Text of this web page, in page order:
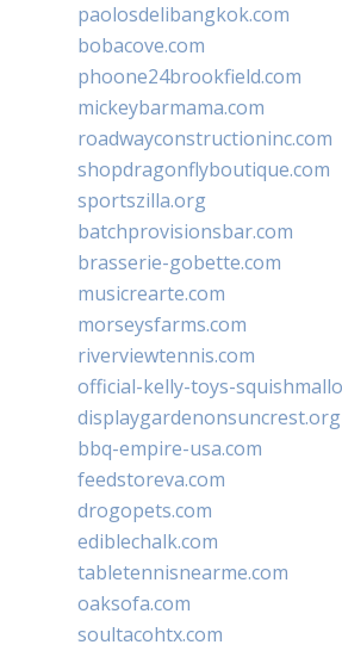
paolosdelibangkok.com
bobacove.com
phoone24brookfield.com
mickeybarmama.com
roadwayconstructioninc.com
shopdragonflyboutique.com
sportszilla.org
batchprovisionsbar.com
brasserie-gobette.com
musicrearte.com
morseysfarms.com
riverviewtennis.com
official-kelly-toys-
displaygardenonsuncrest.org
bbq-empire-usa.com
feedstoreva.com
drogopets.com
ediblechalk.com
tabletennisnearme.com
oaksofa.com
soultacohtx.com